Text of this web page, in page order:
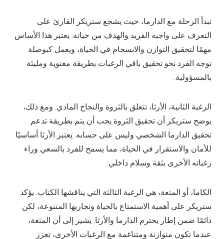
تبدأ الرحلة مع الدارما، حيث يشجع ستريكر القارئ على
التعرف على واجبه الفريد والهدف من حياته. يعتبر هذا الأساس
مهمًا لتحقيق التوازن والانسجام في الحياة، ويعمل كبوصلة
توجه الفرد نحو تحقيق باقي الرغبات بطريقة معنوية ومليئة
بالمسؤولية.
الرغبة الثانية، الأرثا، تتعلق بالثروة والنجاح المادي. ومع ذلك،
يوضح ستريكر أن تحقيق الثروة يجب أن يتم بطريقة تدعم
تحقيق الدارما الشخصي وليس على حسابه. يعتبر الأرثا أساسيًا
للأمان والاستقرار في الحياة، مما يسمح للفرد بالسعي وراء
رغباته الأخرى بثقة وسلام داخلي.
الكاما، أو المتعة، هي الرغبة الثالثة التي يناقشها الكتاب. يؤكد
ستريكر على أهمية الاستمتاع بالحياة وتجاربها المتنوعة، لكن
دائمًا ضمن إطار يحترم الدارما والأرثا. يشير إلى أن المتعة،
عندما تكون متوازنة ومتناغمة مع الرغبات الأخرى، تعزز